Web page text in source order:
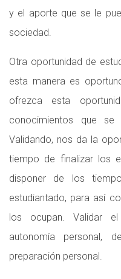
y el aporte que se le
sociedad.
Otra oportunidad de
esta manera es
ofrezca esta
conocimientos que se
Validando, nos da la
tiempo de finalizar los
disponer de los
estudiantado, para así
los ocupan. Validar
autonomía personal,
preparación personal.